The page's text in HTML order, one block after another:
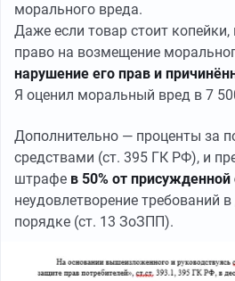
морального вреда.
Даже если товар стоит копейки,
право на возмещение
нарушение его прав и
Я оценил моральный вред в 7
Дополнительно — проценты за
средствами (ст. 395 ГК РФ), и
штрафе в 50% от
неудовлетворение требований
порядке (ст. 13 ЗоЗПП).